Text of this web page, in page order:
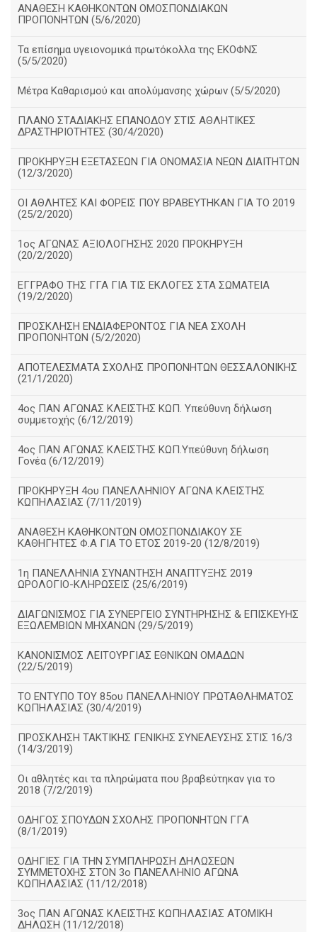
ΑΝΑΘΕΣΗ ΚΑΘΗΚΟΝΤΩΝ ΟΜΟΣΠΟΝΔΙΑΚΩΝ
ΠΡΟΠΟΝΗΤΩΝ (5/6/2020)
Τα επίσημα υγειονομικά πρωτόκολλα της ΕΚΟΦΝΣ
(5/5/2020)
Μέτρα Καθαρισμού και απολύμανσης χώρων (5/5/2020)
ΠΛΑΝΟ ΣΤΑΔΙΑΚΗΣ ΕΠΑΝΟΔΟΥ ΣΤΙΣ ΑΘΛΗΤΙΚΕΣ
ΔΡΑΣΤΗΡΙΟΤΗΤΕΣ (30/4/2020)
ΠΡΟΚΗΡΥΞΗ ΕΞΕΤΑΣΕΩΝ ΓΙΑ ΟΝΟΜΑΣΙΑ ΝΕΩΝ ΔΙΑΙΤΗΤΩΝ
(12/3/2020)
ΟΙ ΑΘΛΗΤΕΣ ΚΑΙ ΦΟΡΕΙΣ ΠΟΥ ΒΡΑΒΕΥΤΗΚΑΝ ΓΙΑ ΤΟ 2019
(25/2/2020)
1ος ΑΓΩΝΑΣ ΑΞΙΟΛΟΓΗΣΗΣ 2020 ΠΡΟΚΗΡΥΞΗ
(20/2/2020)
ΕΓΓΡΑΦΟ ΤΗΣ ΓΓΑ ΓΙΑ ΤΙΣ ΕΚΛΟΓΕΣ ΣΤΑ ΣΩΜΑΤΕΙΑ
(19/2/2020)
ΠΡΟΣΚΛΗΣΗ ΕΝΔΙΑΦΕΡΟΝΤΟΣ ΓΙΑ ΝΕΑ ΣΧΟΛΗ
ΠΡΟΠΟΝΗΤΩΝ (5/2/2020)
ΑΠΟΤΕΛΕΣΜΑΤΑ ΣΧΟΛΗΣ ΠΡΟΠΟΝΗΤΩΝ ΘΕΣΣΑΛΟΝΙΚΗΣ
(21/1/2020)
4ος ΠΑΝ ΑΓΩΝΑΣ ΚΛΕΙΣΤΗΣ ΚΩΠ. Υπεύθυνη δήλωση
συμμετοχής (6/12/2019)
4ος ΠΑΝ ΑΓΩΝΑΣ ΚΛΕΙΣΤΗΣ ΚΩΠ.Υπεύθυνη δήλωση
Γονέα (6/12/2019)
ΠΡΟΚΗΡΥΞΗ 4ου ΠΑΝΕΛΛΗΝΙΟΥ ΑΓΩΝΑ ΚΛΕΙΣΤΗΣ
ΚΩΠΗΛΑΣΙΑΣ (7/11/2019)
ΑΝΑΘΕΣΗ ΚΑΘΗΚΟΝΤΩΝ ΟΜΟΣΠΟΝΔΙΑΚΟΥ ΣΕ
ΚΑΘΗΓΗΤΕΣ Φ.Α ΓΙΑ ΤΟ ΕΤΟΣ 2019-20 (12/8/2019)
1η ΠΑΝΕΛΛΗΝΙΑ ΣΥΝΑΝΤΗΣΗ ΑΝΑΠΤΥΞΗΣ 2019
ΩΡΟΛΟΓΙΟ-ΚΛΗΡΩΣΕΙΣ (25/6/2019)
ΔΙΑΓΩΝΙΣΜΟΣ ΓΙΑ ΣΥΝΕΡΓΕΙΟ ΣΥΝΤΗΡΗΣΗΣ & ΕΠΙΣΚΕΥΗΣ
ΕΞΩΛΕΜΒΙΩΝ ΜΗΧΑΝΩΝ (29/5/2019)
ΚΑΝΟΝΙΣΜΟΣ ΛΕΙΤΟΥΡΓΙΑΣ ΕΘΝΙΚΩΝ ΟΜΑΔΩΝ
(22/5/2019)
ΤΟ ΕΝΤΥΠΟ ΤΟΥ 85ου ΠΑΝΕΛΛΗΝΙΟΥ ΠΡΩΤΑΘΛΗΜΑΤΟΣ
ΚΩΠΗΛΑΣΙΑΣ (30/4/2019)
ΠΡΟΣΚΛΗΣΗ ΤΑΚΤΙΚΗΣ ΓΕΝΙΚΗΣ ΣΥΝΕΛΕΥΣΗΣ ΣΤΙΣ 16/3
(14/3/2019)
Οι αθλητές και τα πληρώματα που βραβεύτηκαν για το
2018 (7/2/2019)
ΟΔΗΓΟΣ ΣΠΟΥΔΩΝ ΣΧΟΛΗΣ ΠΡΟΠΟΝΗΤΩΝ ΓΓΑ
(8/1/2019)
ΟΔΗΓΙΕΣ ΓΙΑ ΤΗΝ ΣΥΜΠΛΗΡΩΣΗ ΔΗΛΩΣΕΩΝ
ΣΥΜΜΕΤΟΧΗΣ ΣΤΟΝ 3ο ΠΑΝΕΛΛΗΝΙΟ ΑΓΩΝΑ
ΚΩΠΗΛΑΣΙΑΣ (11/12/2018)
3ος ΠΑΝ ΑΓΩΝΑΣ ΚΛΕΙΣΤΗΣ ΚΩΠΗΛΑΣΙΑΣ ΑΤΟΜΙΚΗ
ΔΗΛΩΣΗ (11/12/2018)